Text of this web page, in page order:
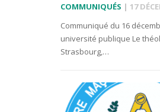
COMMUNIQUÉS | 17
Communiqué du 16
université publique Le
Strasbourg,…